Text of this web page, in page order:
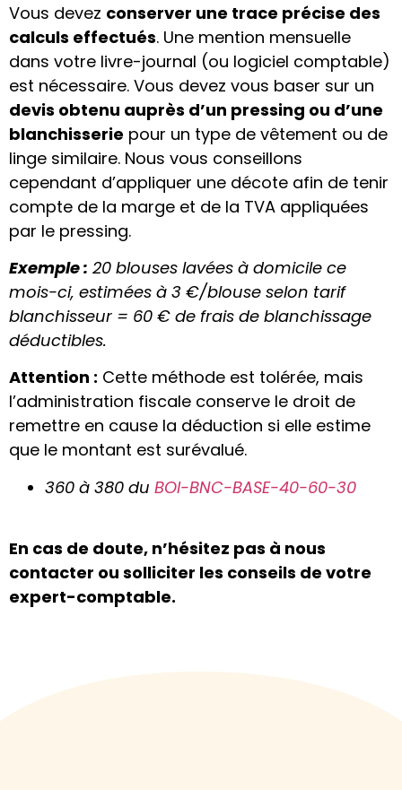
Vous devez conserver une trace précise des
calculs effectués. Une mention mensuelle
dans votre livre-journal (ou logiciel comptable)
est nécessaire. Vous devez vous baser sur un
devis obtenu auprès d’un pressing ou d’une
blanchisserie pour un type de vêtement ou de
linge similaire. Nous vous conseillons
cependant d’appliquer une décote afin de tenir
compte de la marge et de la TVA appliquées
par le pressing.
Exemple : 20 blouses lavées à domicile ce
mois-ci, estimées à 3 €/blouse selon tarif
blanchisseur = 60 € de frais de blanchissage
déductibles.
Attention : Cette méthode est tolérée, mais
l’administration fiscale conserve le droit de
remettre en cause la déduction si elle estime
que le montant est surévalué.
360 à 380 du BOI-BNC-BASE-40-60-30
En cas de doute, n’hésitez pas à nous
contacter ou solliciter les conseils de votre
expert-comptable.